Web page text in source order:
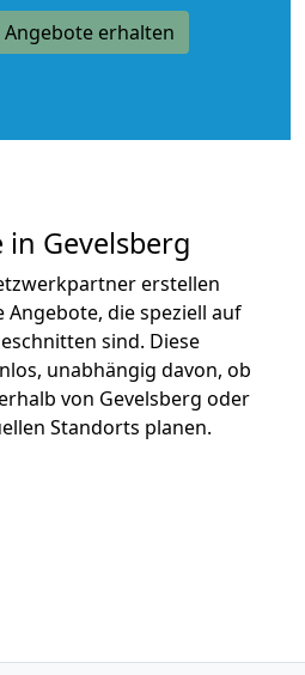
Angebote erhalten
in Gevelsberg
erstellen
die speziell auf
sind. Diese
unabhängig davon, ob
von Gevelsberg oder
Standorts planen.